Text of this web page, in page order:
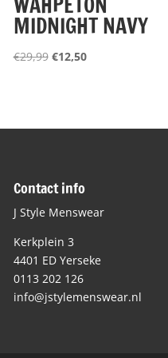
MIDNIGHT NAVY
€29,99 Oorspronkelijke
€12,50Huidige
Contact info
J Style Menswear
Kerkplein 3
4401 ED Yerseke
0113 202 126
info@jstylemenswear.nl